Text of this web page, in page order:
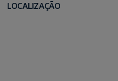
LOCALIZAÇÃO